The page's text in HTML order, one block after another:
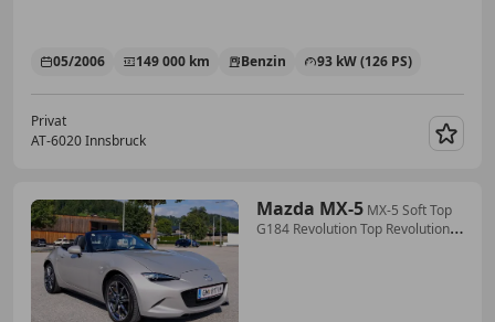
05/2006 149 000 km Benzin 93 kW (126 PS)
Privat
AT-6020 Innsbruck
Mazda MX-5 MX-5 Soft Top
G184 Revolution Top Revolution